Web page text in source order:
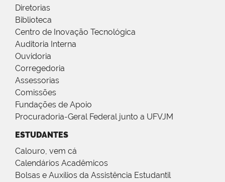
Diretorias
Biblioteca
Centro de Inovação Tecnológica
Auditoria Interna
Ouvidoria
Corregedoria
Assessorias
Comissões
Fundações de Apoio
Procuradoria-Geral Federal junto a UFVJM
ESTUDANTES
Calouro, vem cá
Calendários Acadêmicos
Bolsas e Auxílios da Assistência Estudantil